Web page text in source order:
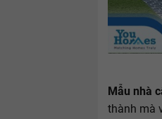
Mẫu nhà
thành mà